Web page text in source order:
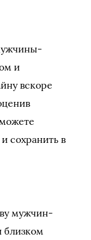
и
вскоре
сохранить в
мужчин-
близком